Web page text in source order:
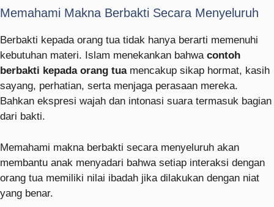
Memahami Makna Berbakti Secara Menyeluruh
Berbakti kepada orang tua tidak hanya berarti memenuhi
kebutuhan materi. Islam menekankan bahwa contoh
berbakti kepada orang tuamencakup sikap hormat, kasih
sayang, perhatian, serta menjaga perasaan mereka.
Bahkan ekspresi wajah dan intonasi suara termasuk bagian
dari bakti.
Memahami makna berbakti secara menyeluruh akan
membantu anak menyadari bahwa setiap interaksi dengan
orang tua memiliki nilai ibadah jika dilakukan dengan niat
yang benar.